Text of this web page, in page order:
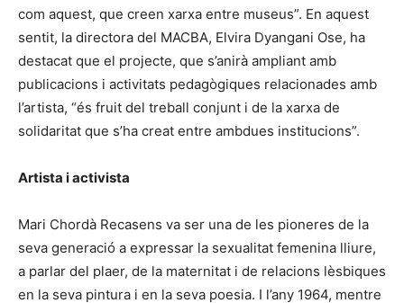
com aquest, que creen xarxa entre museus”. En aquest
sentit, la directora del MACBA, Elvira Dyangani Ose, ha
destacat que el projecte, que s’anirà ampliant amb
publicacions i activitats pedagògiques relacionades amb
l’artista, “és fruit del treball conjunt i de la xarxa de
solidaritat que s’ha creat entre ambdues institucions”.
Artista i activista
Mari Chordà Recasens va ser una de les pioneres de la
seva generació a expressar la sexualitat femenina lliure,
a parlar del plaer, de la maternitat i de relacions lèsbiques
en la seva pintura i en la seva poesia. I l’any 1964, mentre